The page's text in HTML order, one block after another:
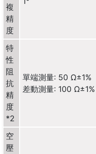
複
精
度
特
性
阻
抗
精
度
*2
單端測量: 50 Ω±1%
差動測量: 100 Ω±1%
空
壓